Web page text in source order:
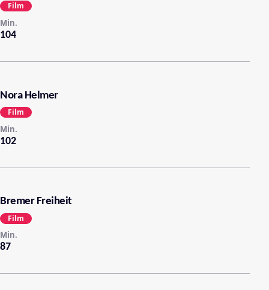
104
Min.
Film
Nora Helmer
102
Min.
Film
Bremer Freiheit
87
Min.
Film